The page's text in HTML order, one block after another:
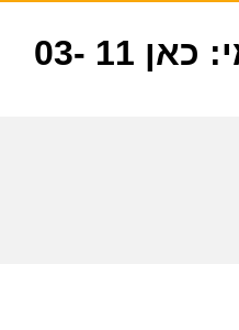
לוח שידורים יומי: כאן 11 03-